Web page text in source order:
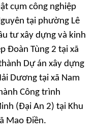
cụm công nghiệp
tại phường Lê
tư xây dựng và kinh
Đoàn Tùng 2 tại xã
Dự án xây dựng
Dương tại xã Nam
Công trình
(Đại An 2) tại Khu
Mao Điền.